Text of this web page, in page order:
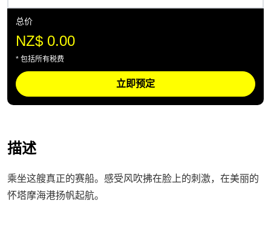
描述
乘坐这艘真正的赛船。感受风吹拂在脸上的刺激，在美丽的
怀塔摩海港扬帆起航。
总价
NZ$ 0.00
* 包括所有税费
立即预定